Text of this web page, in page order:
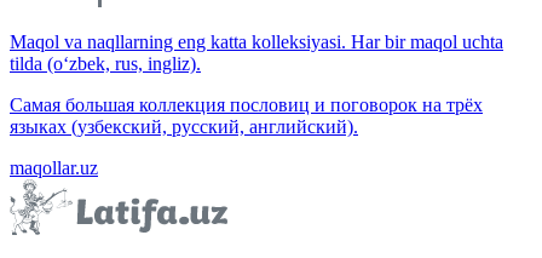
Maqol va naqllarning eng katta kolleksiyasi. Har bir maqol uchta
tilda (o‘zbek, rus, ingliz).
Самая большая коллекция пословиц и поговорок на трёх
языках (узбекский, русский, английский).
maqollar.uz